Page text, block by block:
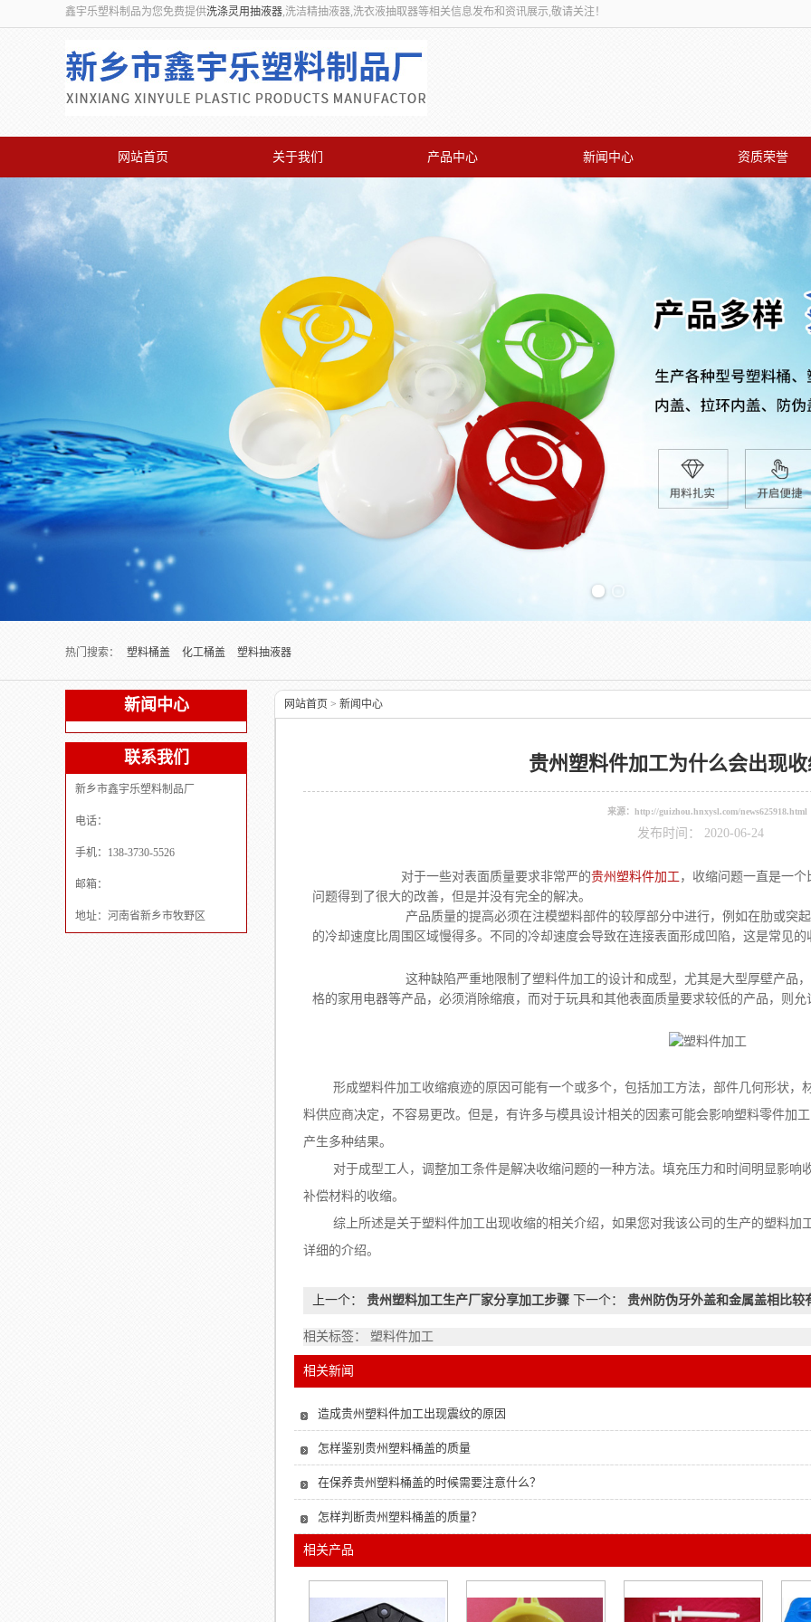
鑫宇乐塑料制品为您免费提供洗涤灵用抽液器,洗洁精抽液器,洗衣液抽取器等相关信息发布和资讯展示,敬请关注！
网站首页 关于我们 产品中心 新闻中心 资质荣誉
热门搜索：
塑料桶盖 化工桶盖 塑料抽液器
新闻中心
联系我们
新乡市鑫宇乐塑料制品厂
电话：
手机：138-3730-5526
邮箱：
地址：河南省新乡市牧野区
网站首页 > 新闻中心
贵州塑料件加工为什么会出现
来源： http://guizhou.hnxysl.com/news625918.html
发布时间： 2020-06-24
对于一些对表面质量要求非常严的贵州塑料件加工 ，收缩问题一直是一
问题得到了很大的改善，但是并没有完全的解决。
产品质量的提高必须在注模塑料部件的较厚部分中进行，例如在肋或突
的冷却速度比周围区域慢得多。不同的冷却速度会导致在连接表面形成凹陷，这是常见的
这种缺陷严重地限制了塑料件加工的设计和成型，尤其是大型厚壁产品
格的家用电器等产品，必须消除缩痕，而对于玩具和其他表面质量要求较低的产品，则允
形成塑料件加工收缩痕迹的原因可能有一个或多个，包括加工方法，部件几何形状
料供应商决定，不容易更改。但是，有许多与模具设计相关的因素可能会影响塑料零件加
产生多种结果。
对于成型工人，调整加工条件是解决收缩问题的一种方法。填充压力和时间明显影
补偿材料的收缩。
综上所述是关于塑料件加工出现收缩的相关介绍，如果您对我该公司的生产的塑料
详细的介绍。
上一个： 贵州塑料加工生产厂家分享加工步骤 下一个： 贵州防伪牙外盖和金属盖相比较
相关标签： 塑料件加工
相关新闻
造成贵州塑料件加工出现震纹的原因
怎样鉴别贵州塑料桶盖的质量
在保养贵州塑料桶盖的时候需要注意什么？
怎样判断贵州塑料桶盖的质量？
相关产品